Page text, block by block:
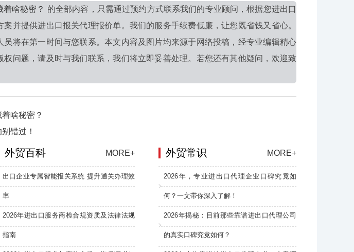
着啥秘密？ 的全部内容，只需通过预约方式联系我们的专业顾问，根据您进出口
并提供进出口报关代理报价单。我们的服务手续费低廉，让您既省钱又省心。
将在第一时间与您联系。本文内容及图片均来源于网络投稿，经专业编辑精心
问题，请及时与我们联系，我们将立即妥善处理。若您还有其他疑问，欢迎致
啥秘密？
错过！
外贸常识 MORE+
2026年，专业进出口代理企业口碑究竟如
何？一文带你深入了解！
2026年揭秘：目前那些靠谱进出口代理公司
的真实口碑究竟如何？
外贸百科 MORE+
出口企业专属智能报关系统 提升通关办理效
率
2026年进出口服务商检合规资质及法律法规
指南